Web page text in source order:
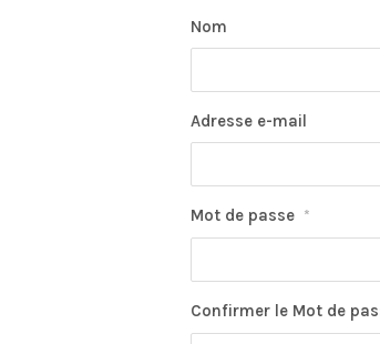
Nom
Adresse e-mail
Mot de passe *
Confirmer le Mot de